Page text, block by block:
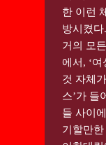
한 이런
방시켰다
거의 모
에서, ‘
것 자체
스’가 들
들 사이
기할만한